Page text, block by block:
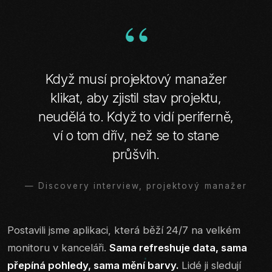
“
Když musí projektový manažer
klikat, aby zjistil stav projektu,
neudělá to. Když to vidí periferně,
ví o tom dřív, než se to stane
průšvih.
— Discovery interview, projektový manažer
Postavili jsme aplikaci, která běží 24/7 na velkém
monitoru v kanceláři. Sama refreshuje data, sama
přepíná pohledy, sama mění barvy. Lidé ji sledují